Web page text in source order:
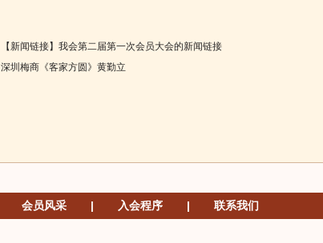
【新闻链接】我会第二届第一次会员大会的新闻链接
深圳梅商《客家方圆》黄勤立
会员风采 | 入会程序 | 联系我们